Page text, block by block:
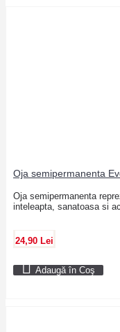
Oja semipermanenta
Oja semipermanenta
inteleapta, sanatoasa si
24,90 Lei
Adaugă în Coş